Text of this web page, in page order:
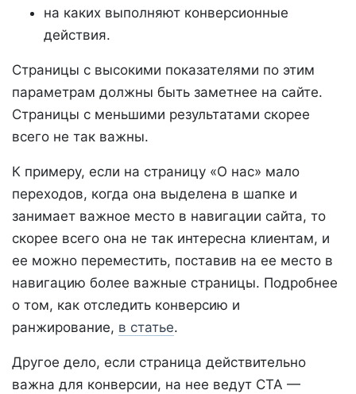
на каких выполняют конверсионные
действия.
Страницы с высокими показателями по этим
параметрам должны быть заметнее на сайте.
Страницы с меньшими результатами скорее
всего не так важны.
К примеру, если на страницу «О нас» мало
переходов, когда она выделена в шапке и
занимает важное место в навигации сайта, то
скорее всего она не так интересна клиентам, и
ее можно переместить, поставив на ее место в
навигацию более важные страницы. Подробнее
о том, как отследить конверсию и
ранжирование, в статье.
Другое дело, если страница действительно
важна для конверсии, на нее ведут CTA —